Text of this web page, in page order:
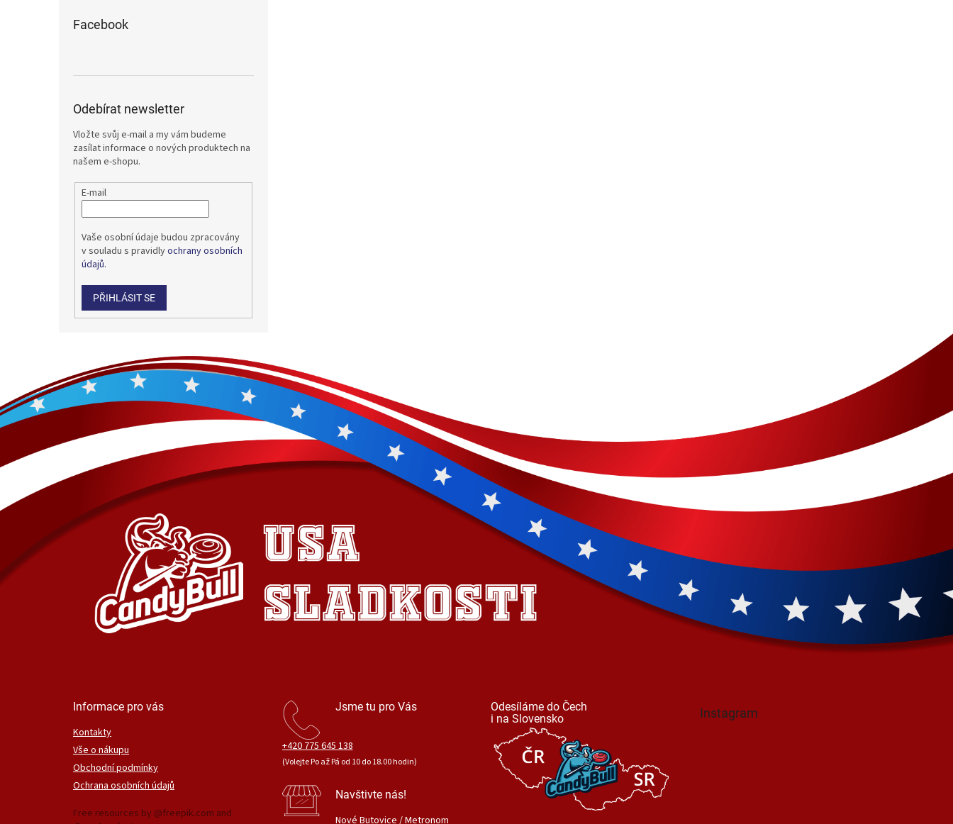
Facebook
Odebírat newsletter
Vložte svůj e-mail a my vám budeme
zasílat informace o nových produktech na
našem e-shopu.
E-mail
Vaše osobní údaje budou zpracovány
v souladu s pravidlyochrany osobních
údajů.
PŘIHLÁSIT SE
t
í
Informace pro vás
Kontakty
Vše o nákupu
Obchodní podmínky
Ochrana osobních údajů
Free resources by @freepik.com and
Jsme tu pro Vás
+420 775 645 138
(Volejte Po až Pá od 10 do 18.00 hodin)
Navštivte nás!
Nové Butovice / Metronom
Odesíláme do Čech
i na Slovensko
Instagram